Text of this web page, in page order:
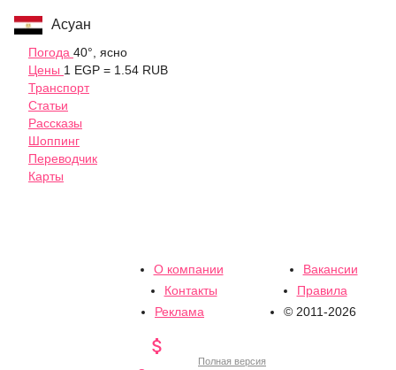
Асуан
Погода 40°, ясно
Цены 1 EGP = 1.54 RUB
Транспорт
Статьи
Рассказы
Шоппинг
Переводчик
Карты
О компании
Вакансии
Контакты
Правила
Реклама
© 2011-2026

Полная версия